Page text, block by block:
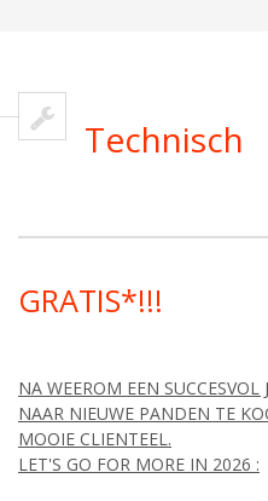
Technisch
GRATIS*!!!
NA WEEROM EEN SUCCESVOL
NAAR NIEUWE PANDEN TE
MOOIE CLIENTEEL.
LET'S GO FOR MORE IN 2026 :